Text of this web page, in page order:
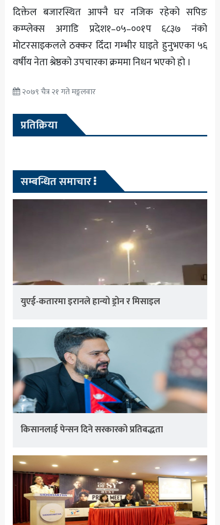
दिक्तेल बजारस्थित आफ्नै घर नजिक रहेको सपिङ
कम्प्लेक्स अगाडि प्रदेश१–०५–००१प ६८३७ नंको
मोटरसाइकलले ठक्कर दिँदा गम्भीर घाइते हुनुभएका ५६
वर्षीय नेता श्रेष्ठको उपचारका क्रममा निधन भएको हो ।
२०७९ चैत्र २१ गते मङ्गलवार
प्रतिक्रिया
सम्बन्धित समाचार
युएई-कतारमा इरानले हान्यो ड्रोन र मिसाइल
किसानलाई पेन्सन दिने सरकारको प्रतिबद्धता